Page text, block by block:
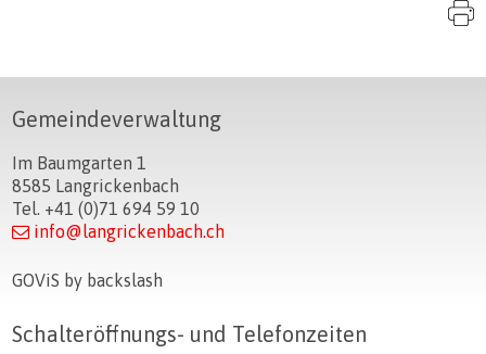
Footer
Gemeindeverwaltung
Im Baumgarten 1
8585 Langrickenbach
Tel. +41 (0)71 694 59 10
info@langrickenbach.ch
GOViS by backslash
Schalteröffnungs- und Telefonzeiten